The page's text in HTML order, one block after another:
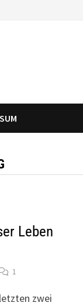
Leben
1
zwei